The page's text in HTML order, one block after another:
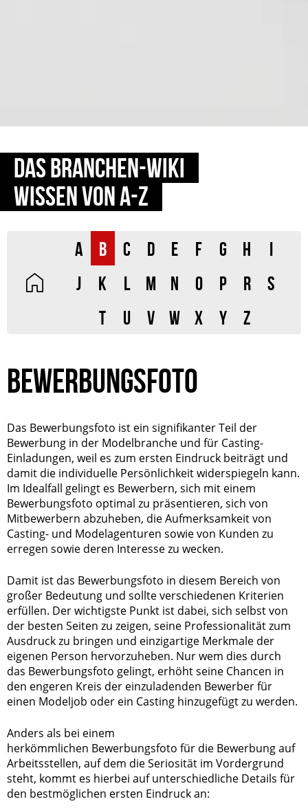
DAS BRANCHEN-WIKI
WISSEN VON A-Z
A B C D E F G H
I
J
K L M N O P R
S
T
U V W X Y Z
BEWERBUNGSFOTO
Das Bewerbungsfoto ist ein signifikanter Teil der
Bewerbung in der Modelbranche und für Casting-
Einladungen, weil es zum ersten Eindruck beiträgt und
damit die individuelle Persönlichkeit widerspiegeln kann.
Im Idealfall gelingt es Bewerbern, sich mit einem
Bewerbungsfoto optimal zu präsentieren, sich von
Mitbewerbern abzuheben, die Aufmerksamkeit von
Casting- und Modelagenturen sowie von Kunden zu
erregen sowie deren Interesse zu wecken.
Damit ist das Bewerbungsfoto in diesem Bereich von
großer Bedeutung und sollte verschiedenen Kriterien
erfüllen. Der wichtigste Punkt ist dabei, sich selbst von
der besten Seiten zu zeigen, seine Professionalität zum
Ausdruck zu bringen und einzigartige Merkmale der
eigenen Person hervorzuheben. Nur wem dies durch
das Bewerbungsfoto gelingt, erhöht seine Chancen in
den engeren Kreis der einzuladenden Bewerber für
einen Modeljob oder ein Casting hinzugefügt zu werden.
Anders als bei einem
herkömmlichen Bewerbungsfoto für die Bewerbung auf
Arbeitsstellen, auf dem die Seriosität im Vordergrund
steht, kommt es hierbei auf unterschiedliche Details für
den bestmöglichen ersten Eindruck an: